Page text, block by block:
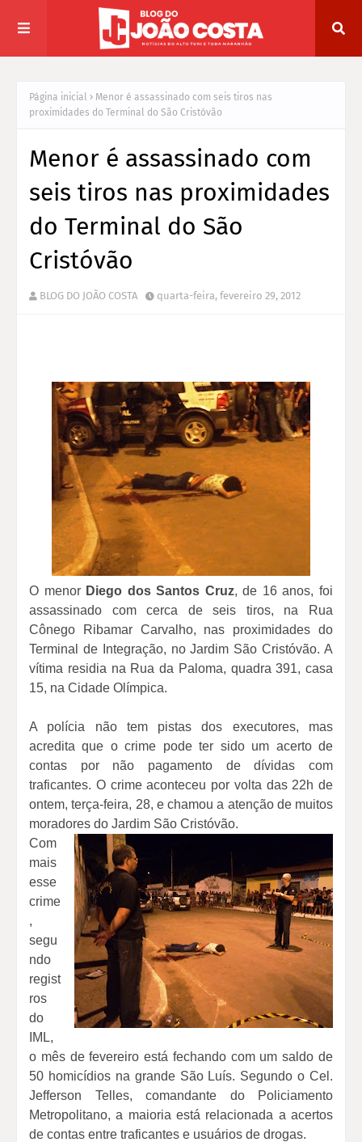
Página inicial
Menor é assassinado com seis tiros nas
proximidades do Terminal do São Cristóvão
Menor é assassinado com
seis tiros nas proximidades
do Terminal do São
Cristóvão
BLOG DO JOÃO COSTA quarta-feira, fevereiro 29, 2012
O menor Diego dos Santos Cruz, de 16 anos, foi
assassinado com cerca de seis tiros, na Rua
Cônego Ribamar Carvalho, nas proximidades do
Terminal de Integração, no Jardim São Cristóvão. A
vítima residia na Rua da Paloma, quadra 391, casa
15, na Cidade Olímpica.
A polícia não tem pistas dos executores, mas
acredita que o crime pode ter sido um acerto de
contas por não pagamento de dívidas com
traficantes. O crime aconteceu por volta das 22h de
ontem, terça-feira, 28, e chamou a atenção de muitos
moradores do Jardim São Cristóvão.
Com
mais
esse
crime
,
segu
ndo
regist
ros
do
IML,
o mês de fevereiro está fechando com um saldo de
50 homicídios na grande São Luís. Segundo o Cel.
Jefferson Telles, comandante do Policiamento
Metropolitano, a maioria está relacionada a acertos
de contas entre traficantes e usuários de drogas.